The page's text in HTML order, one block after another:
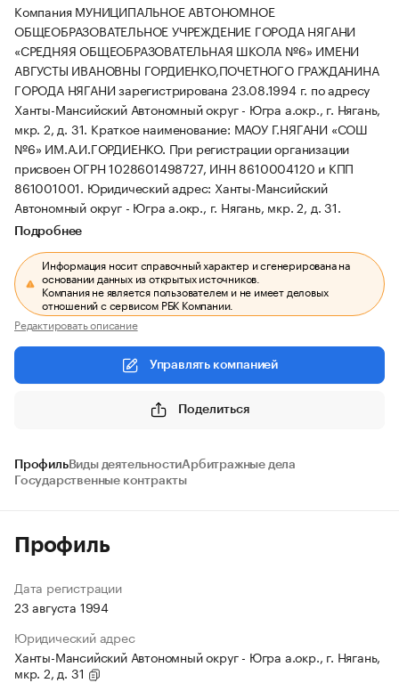
Компания МУНИЦИПАЛЬНОЕ АВТОНОМНОЕ
ОБЩЕОБРАЗОВАТЕЛЬНОЕ УЧРЕЖДЕНИЕ ГОРОДА НЯГАНИ
«СРЕДНЯЯ ОБЩЕОБРАЗОВАТЕЛЬНАЯ ШКОЛА №6» ИМЕНИ
АВГУСТЫ ИВАНОВНЫ ГОРДИЕНКО,ПОЧЕТНОГО ГРАЖДАНИНА
ГОРОДА НЯГАНИ зарегистрирована 23.08.1994 г. по адресу
Ханты-Мансийский Автономный округ - Югра а.окр., г. Нягань,
мкр. 2, д. 31. Краткое наименование: МАОУ Г.НЯГАНИ «СОШ
№6» ИМ.А.И.ГОРДИЕНКО. При регистрации организации
присвоен ОГРН 1028601498727, ИНН 8610004120 и КПП
861001001. Юридический адрес: Ханты-Мансийский
Автономный округ - Югра а.окр., г. Нягань, мкр. 2, д. 31.
Подробнее
Информация носит справочный характер и сгенерирована на
основании данных из открытых источников.
Компания не является пользователем и не имеет деловых
отношений с сервисом РБК Компании.
Редактировать описание
Управлять компанией
Поделиться
ПрофильВиды деятельностиАрбитражные дела
Государственные контракты
Профиль
Дата регистрации
23 августа 1994
Юридический адрес
Ханты-Мансийский Автономный округ - Югра а.окр., г. Нягань,
мкр. 2, д. 31